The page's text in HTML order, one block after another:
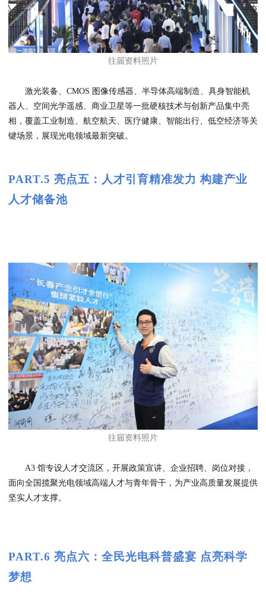
往届资料照片
激光装备、CMOS 图像传感器、半导体高端制造、具身智能机
器人、空间光学遥感、商业卫星等一批硬核技术与创新产品集中亮
相，覆盖工业制造、航空航天、医疗健康、智能出行、低空经济等关
键场景，展现光电领域最新突破。
PART.5 亮点五：人才引育精准发力 构建产业
人才储备池
往届资料照片
A3 馆专设人才交流区，开展政策宣讲、企业招聘、岗位对接，
面向全国揽聚光电领域高端人才与青年骨干，为产业高质量发展提供
坚实人才支撑。
PART.6 亮点六：全民光电科普盛宴 点亮科学
梦想